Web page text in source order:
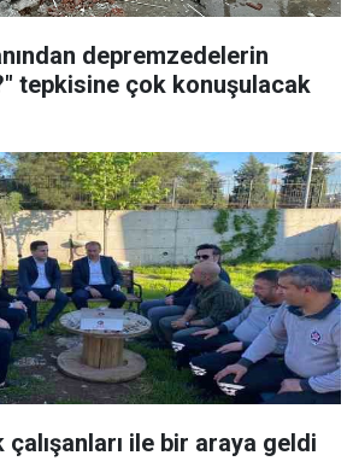
depremzedelerin
tepkisine çok konuşulacak
çalışanları ile bir araya geldi